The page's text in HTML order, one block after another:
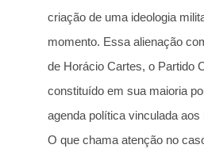
criação de uma ideologia
momento. Essa alienação
de Horácio Cartes, o Partido
constituído em sua maioria
agenda política vinculada
O que chama atenção no